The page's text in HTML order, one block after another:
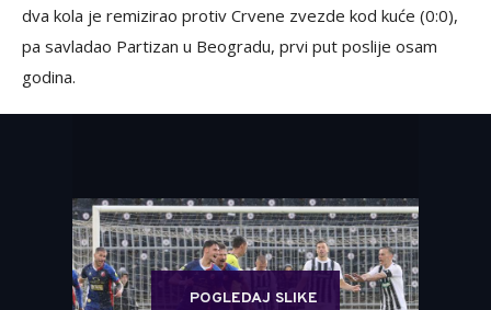
dva kola je remizirao protiv Crvene zvezde kod kuće (0:0),
pa savladao Partizan u Beogradu, prvi put poslije osam
godina.
POGLEDAJ SLIKE